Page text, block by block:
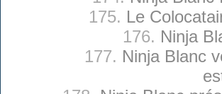
175. Le
176. Ninja
177. Ninja Blanc